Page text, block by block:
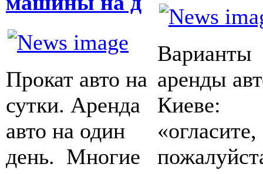
Прокат авто на
сутки. Аренда
авто на один
день. Многие
Варианты
аренды
Киеве:
«огласите,